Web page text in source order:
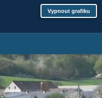
Vypnout grafiku